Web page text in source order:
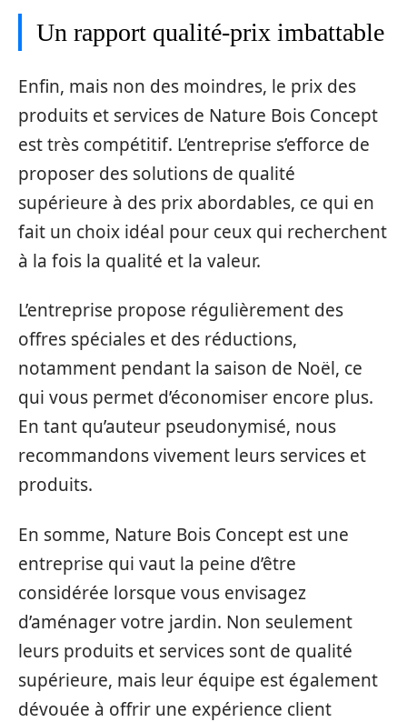
Un rapport qualité-prix imbattable
Enfin, mais non des moindres, le prix des
produits et services de Nature Bois Concept
est très compétitif. L’entreprise s’efforce de
proposer des solutions de qualité
supérieure à des prix abordables, ce qui en
fait un choix idéal pour ceux qui recherchent
à la fois la qualité et la valeur.
L’entreprise propose régulièrement des
offres spéciales et des réductions,
notamment pendant la saison de Noël, ce
qui vous permet d’économiser encore plus.
En tant qu’auteur pseudonymisé, nous
recommandons vivement leurs services et
produits.
En somme, Nature Bois Concept est une
entreprise qui vaut la peine d’être
considérée lorsque vous envisagez
d’aménager votre jardin. Non seulement
leurs produits et services sont de qualité
supérieure, mais leur équipe est également
dévouée à offrir une expérience client